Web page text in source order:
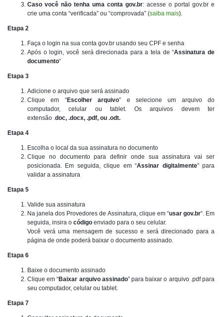
Caso você não tenha uma conta gov.br: acesse o portal gov.br e
crie uma conta “verificada” ou “comprovada” (saiba mais).
Etapa 2
Faça o login na sua conta gov.br usando seu CPF e senha
Após o login, você será direcionada para a tela de “Assinatura de
documento“
Etapa 3
Adicione o arquivo que será assinado
Clique em “Escolher arquivo” e selecione um arquivo do
computador, celular ou tablet. Os arquivos devem ter
extensão .doc, .docx, .pdf, ou .odt.
Etapa 4
Escolha o local da sua assinatura no documento
Clique no documento para definir onde sua assinatura vai ser
posicionada. Em seguida, clique em “Assinar digitalmente” para
validar a assinatura
Etapa 5
Valide sua assinatura
Na janela dos Provedores de Assinatura, clique em “usar gov.br“. Em
seguida, insira o código enviado para o seu celular.
Você verá uma mensagem de sucesso e será direcionado para a
página de onde poderá baixar o documento assinado.
Etapa 6
Baixe o documento assinado
Clique em “Baixar arquivo assinado” para baixar o arquivo .pdf para
seu computador, celular ou tablet.
Etapa 7